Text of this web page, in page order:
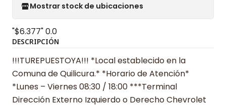
Mostrar stock de ubicaciones
"$6.377"0.0
DESCRIPCIÓN
!!!TUREPUESTOYA!!! *Local establecido en la
Comuna de Quilicura.* *Horario de Atención*
*Lunes – Viernes 08:30 / 18:00 ***Terminal
Dirección Externo Izquierdo o Derecho Chevrolet